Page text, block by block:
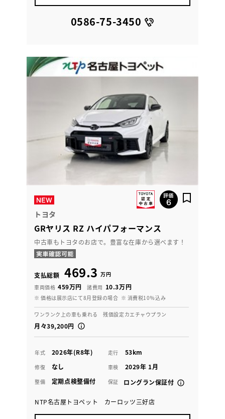
0586-75-3450
トヨタ
GRヤリス RZ ハイパフォーマンス
中古車もトヨタのお店で。豊富な在庫から選べます！
支払総額 469.3 万円
車両価格 459万円 諸費用 10.3万円
※ 価格は展示店にて8月登録の場合 ※ 消費税10％込み
ワンランク上の車も乗れる 残価設定カエチャウプラン
月々39,200円
年式 2026年(R8年) 走行 53km
修復 なし 車検 2029年 1月
整備 定期点検整備付 保証 ロングラン保証付
NTP名古屋トヨペット カーロッツ三好店